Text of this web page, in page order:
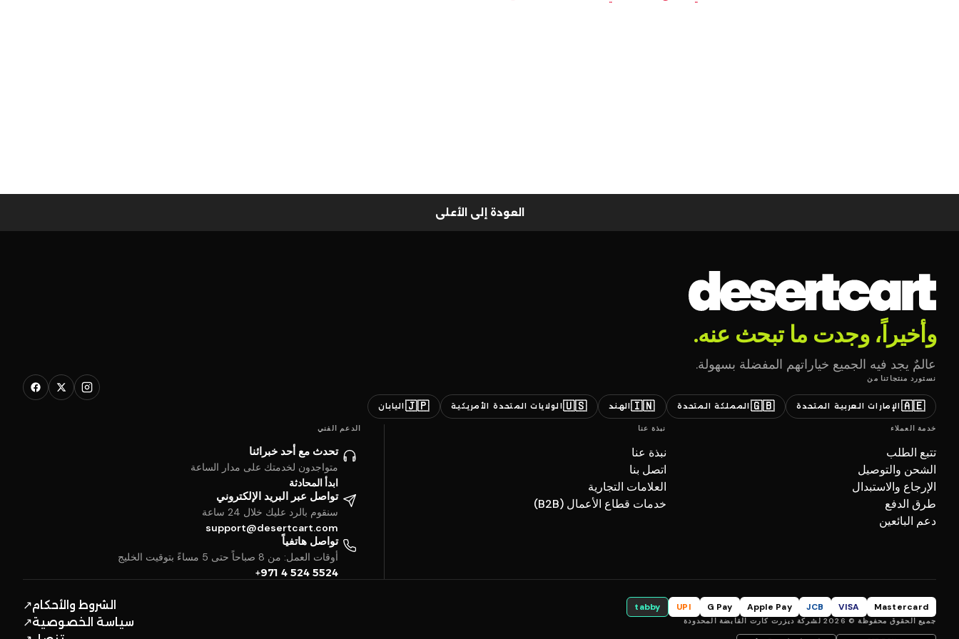
العودة إلى الأعلى
وأخيراً، وجدت ما تبحث عنه.
عالمٌ يجد فيه الجميع خياراتهم المفضلة بسهولة.
نستورد منتجاتنا من
🇦🇪 الإمارات العربية المتحدة 🇬🇧 المملكة المتحدة 🇮🇳الهند 🇺🇸الولايات المتحدة الأمريكية 🇯🇵 اليابان
خدمة العملاء
تتبع الطلب
الشحن والتوصيل
الإرجاع والاستبدال
طرق الدفع
دعم البائعين
نبذة عنا
نبذة عنا
اتصل بنا
العلامات التجارية
خدمات قطاع الأعمال (B2B)
الدعم الفني
تحدث مع أحد خبرائنا
متواجدون لخدمتك على مدار الساعة
ابدأ المحادثة
تواصل عبر البريد الإلكتروني
سنقوم بالرد عليك خلال 24 ساعة
support@desertcart.com
تواصل هاتفياً
أوقات العمل: من 8 صباحاً حتى 5 مساءً بتوقيت الخليج
+971 4 524 5524
Mastercard
VISA
JCB
Apple Pay
G Pay
UPI
tabby
جميع الحقوق محفوظة © 2026 لشركة ديزرت كارت القابضة المحدودة
الشروط والأحكام↗
سياسة الخصوصية↗